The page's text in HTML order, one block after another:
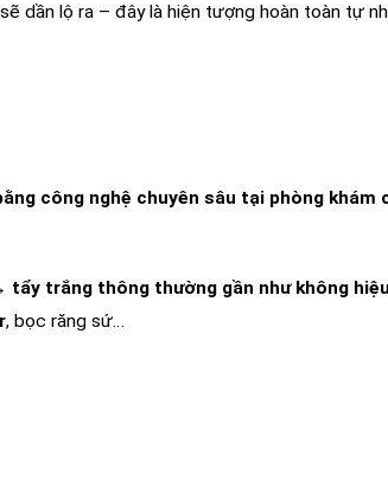
dần lộ ra – đây là hiện tượng hoàn toàn tự
công nghệ chuyên sâu tại phòng khám
tẩy trắng thông thường gần như không
, bọc răng sứ…